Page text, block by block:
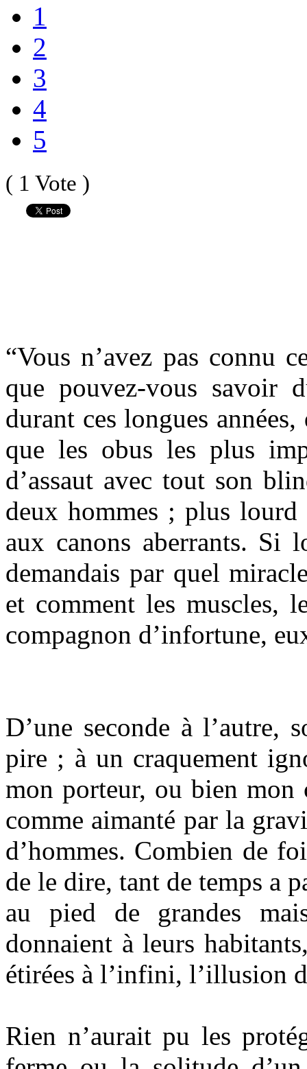
1
2
3
4
5
( 1 Vote )
“Vous n’avez pas connu
que pouvez-vous savoir
durant ces longues
que les obus les plus
d’assaut avec tout son
deux hommes ; plus lourd
aux canons aberrants. Si
demandais par quel
et comment les muscles,
compagnon d’infortune,
D’une seconde à l’autre,
pire ; à un craquement
mon porteur, ou bien mon
comme aimanté par la
d’hommes. Combien de
de le dire, tant de temps a
au pied de grandes
donnaient à leurs
étirées à l’infini, l’illusion
Rien n’aurait pu les